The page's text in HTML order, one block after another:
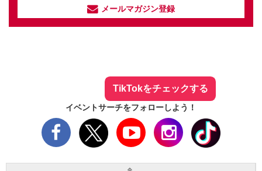
メールマガジン登録
TikTokをチェックする
イベントサーチをフォローしよう！